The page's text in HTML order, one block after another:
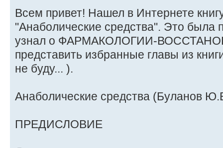
Всем привет! Нашел в Интернете
"Анаболические средства". Это была
узнал о ФАРМАКОЛОГИИ-
представить избранные главы из
не буду... ).
Анаболические средства (Буланов
ПРЕДИСЛОВИЕ